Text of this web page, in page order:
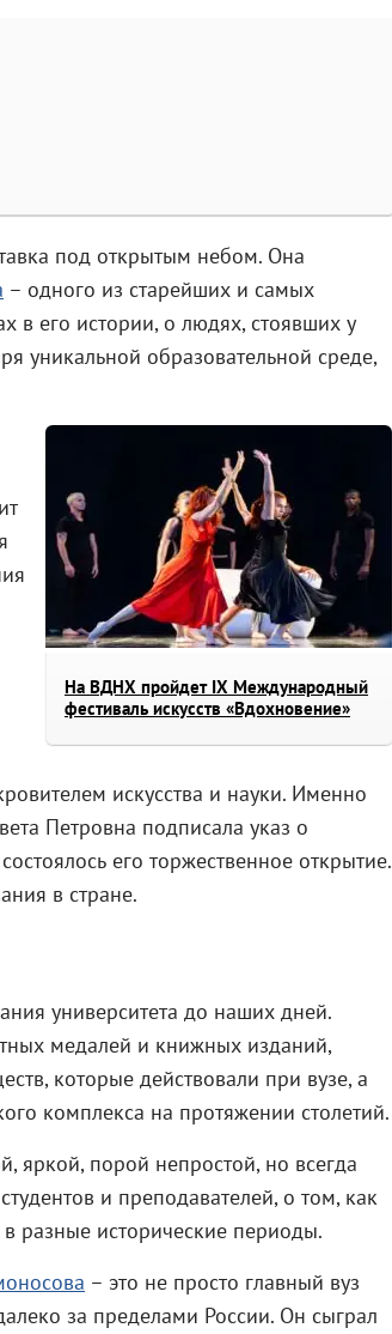
под открытым небом. Она
– одного из старейших и самых
в его истории, о людях, стоявших у
уникальной образовательной среде,
На ВДНХ пройдет IX Международный
фестиваль искусств «Вдохновение»
искусства и науки. Именно
Петровна подписала указ о
его торжественное открытие.
в стране.
университета до наших дней.
медалей и книжных изданий,
которые действовали при вузе, а
комплекса на протяжении столетий.
яркой, порой непростой, но всегда
и преподавателей, о том, как
разные исторические периоды.
– это не просто главный вуз
за пределами России. Он сыграл